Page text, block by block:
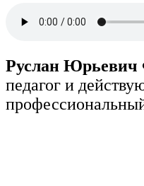
Руслан
педагог и